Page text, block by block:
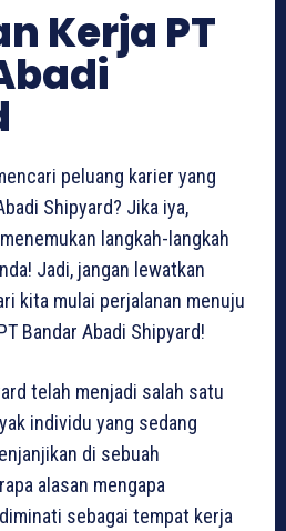
Kerja PT
peluang karier yang
Shipyard? Jika iya,
langkah-langkah
Jadi, jangan lewatkan
kita mulai perjalanan menuju
Bandar Abadi Shipyard!
telah menjadi salah satu
individu yang sedang
di sebuah
alasan mengapa
sebagai tempat kerja